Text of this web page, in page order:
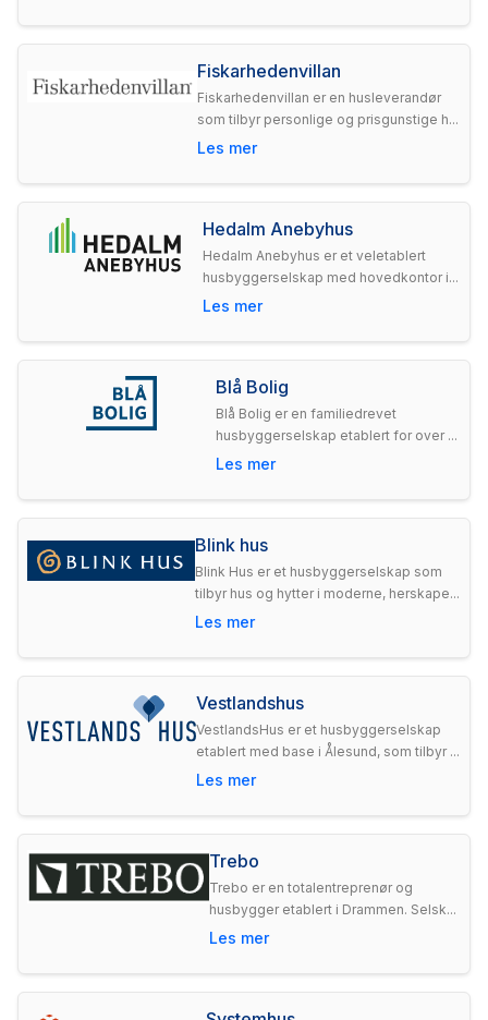
Fiskarhedenvillan
Fiskarhedenvillan er en husleverandør
som tilbyr personlige og prisgunstige h...
Les mer
Hedalm Anebyhus
Hedalm Anebyhus er et veletablert
husbyggerselskap med hovedkontor i...
Les mer
Blå Bolig
Blå Bolig er en familiedrevet
husbyggerselskap etablert for over ...
Les mer
Blink hus
Blink Hus er et husbyggerselskap som
tilbyr hus og hytter i moderne, herskape...
Les mer
Vestlandshus
VestlandsHus er et husbyggerselskap
etablert med base i Ålesund, som tilbyr ...
Les mer
Trebo
Trebo er en totalentreprenør og
husbygger etablert i Drammen. Selsk...
Les mer